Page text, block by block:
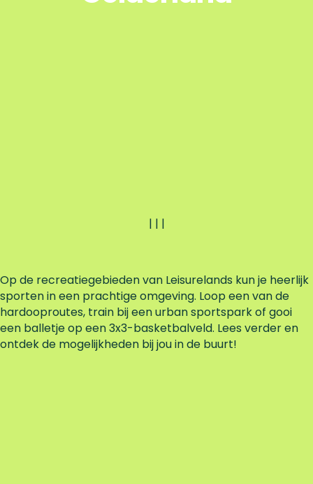
| | |
Op de recreatiegebieden van Leisurelands kun je heerlijk
sporten in een prachtige omgeving. Loop een van de
hardooproutes, train bij een urban sportspark of gooi
een balletje op een 3x3-basketbalveld. Lees verder en
ontdek de mogelijkheden bij jou in de buurt!